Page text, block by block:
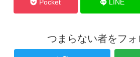
Pocket LINE
つまらない者をフォ